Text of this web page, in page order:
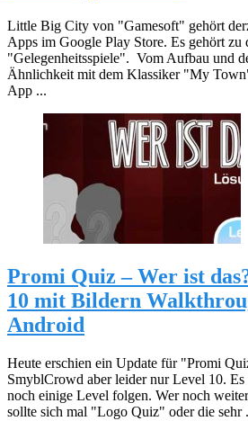
Little Big City von "Gamesoft" gehört
Apps im Google Play Store. Es gehört zu
"Gelegenheitsspiele". Vom Aufbau und
Ähnlichkeit mit dem Klassiker "My
App ...
Promi Quiz – Wer ist
10 mit Bildern
Android
Heute erschien ein Update für "Promi
SmyblCrowd aber leider nur Level 10. Es
noch einige Level folgen. Wer noch
sollte sich mal "Logo Quiz" oder die sehr